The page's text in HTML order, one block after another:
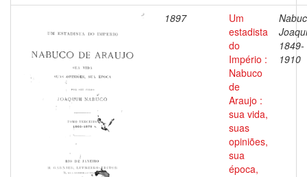
1897
Um
estadista
do
Império :
Nabuco
de
Araujo :
sua vida,
suas
opiniões,
sua
época,
1849-
1910